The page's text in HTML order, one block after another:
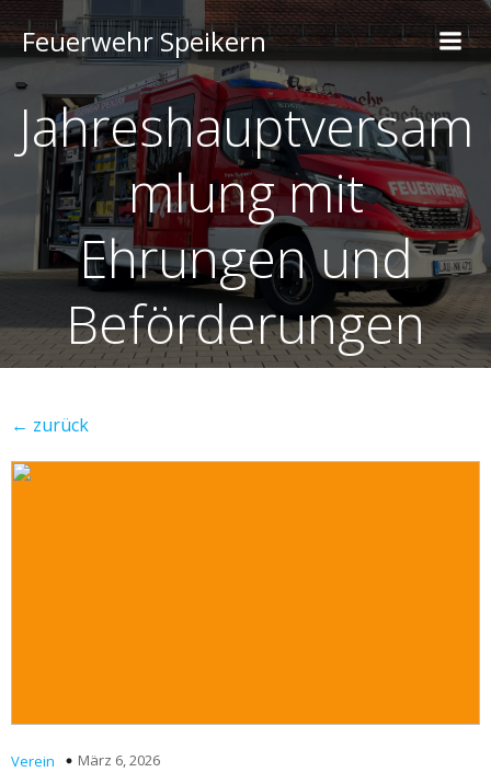
Feuerwehr Speikern
Jahreshauptversam
mlung mit
Ehrungen und
Beförderungen
← zurück
Verein März 6, 2026